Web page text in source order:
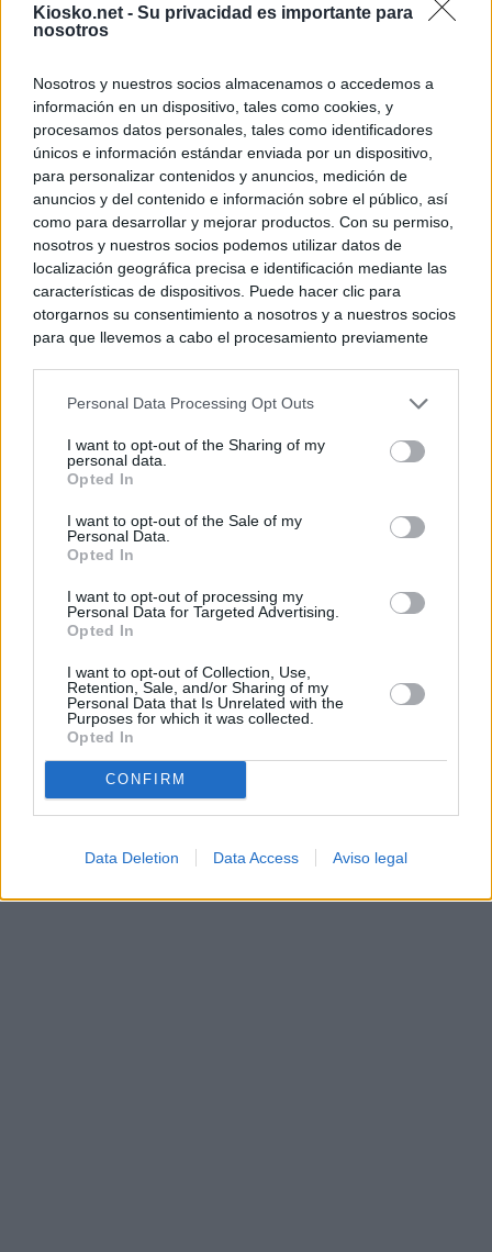
Kiosko.net - Su privacidad es importante para
nosotros
Nosotros y nuestros socios almacenamos o accedemos a
información en un dispositivo, tales como cookies, y
procesamos datos personales, tales como identificadores
únicos e información estándar enviada por un dispositivo,
para personalizar contenidos y anuncios, medición de
anuncios y del contenido e información sobre el público, así
como para desarrollar y mejorar productos. Con su permiso,
nosotros y nuestros socios podemos utilizar datos de
localización geográfica precisa e identificación mediante las
características de dispositivos. Puede hacer clic para
otorgarnos su consentimiento a nosotros y a nuestros socios
para que llevemos a cabo el procesamiento previamente
negar su consentimiento. Tenga en cuenta que algún
de su consentimiento, pero usted tiene el derecho de
rechazar tal procesamiento. Sus preferencias se aplicarán
cualquier momento entrando de nuevo en este sitio web o
visitando nuestra política de privacidad.
Personal Data Processing Opt Outs
I want to opt-out of the Sharing of my
personal data.
Opted In
I want to opt-out of the Sale of my
Personal Data.
Opted In
I want to opt-out of processing my
Personal Data for Targeted Advertising.
Opted In
I want to opt-out of Collection, Use,
Retention, Sale, and/or Sharing of my
Personal Data that Is Unrelated with the
Purposes for which it was collected.
Opted In
CONFIRM
Data Deletion Data Access Aviso legal